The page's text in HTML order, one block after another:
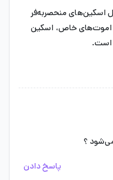
اسکین‌های منحصر‌به‌فر
اموت‌های خاص، اسکین
؟
پاسخ دادن